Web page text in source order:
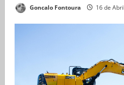
Goncalo Fontoura 16 de